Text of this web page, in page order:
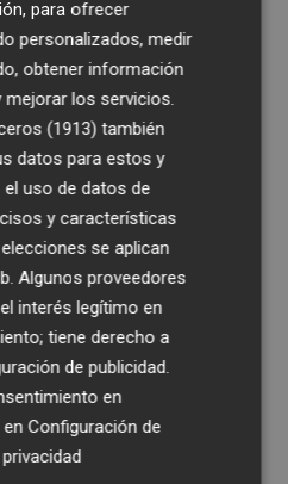
para ofrecer
personalizados, medir
obtener información
los servicios.
(1913) también
datos para estos y
uso de datos de
y características
se aplican
Algunos proveedores
interés legítimo en
tiene derecho a
de publicidad
en
enConfiguración de